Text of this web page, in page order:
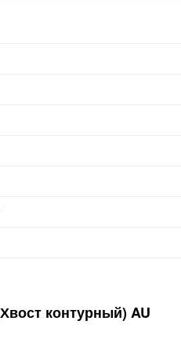
контурный) AU